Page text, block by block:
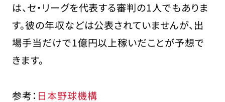
は、セ・リーグを代表する審判の1人でもありま
す。彼の年収などは公表されていませんが、出
場手当だけで1億円以上稼いだことが予想で
きます。
参考： 日本野球機構